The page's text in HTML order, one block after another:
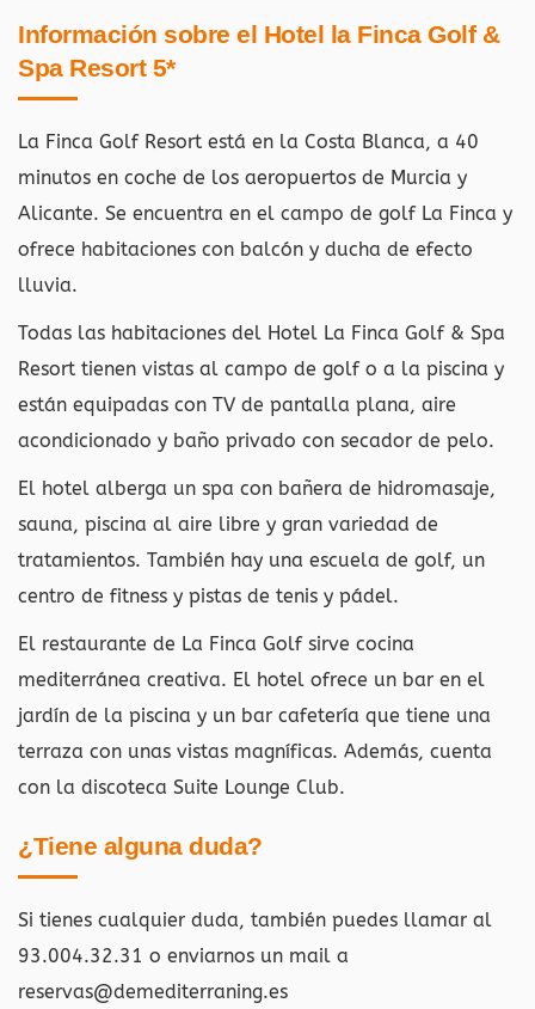
Información sobre el Hotel la Finca Golf &
Spa Resort 5*
La Finca Golf Resort está en la Costa Blanca, a 40
minutos en coche de los aeropuertos de Murcia y
Alicante. Se encuentra en el campo de golf La Finca y
ofrece habitaciones con balcón y ducha de efecto
lluvia.
Todas las habitaciones del Hotel La Finca Golf & Spa
Resort tienen vistas al campo de golf o a la piscina y
están equipadas con TV de pantalla plana, aire
acondicionado y baño privado con secador de pelo.
El hotel alberga un spa con bañera de hidromasaje,
sauna, piscina al aire libre y gran variedad de
tratamientos. También hay una escuela de golf, un
centro de fitness y pistas de tenis y pádel.
El restaurante de La Finca Golf sirve cocina
mediterránea creativa. El hotel ofrece un bar en el
jardín de la piscina y un bar cafetería que tiene una
terraza con unas vistas magníficas. Además, cuenta
con la discoteca Suite Lounge Club.
¿Tiene alguna duda?
Si tienes cualquier duda, también puedes llamar al
93.004.32.31 o enviarnos un mail a
reservas@demediterraning.es